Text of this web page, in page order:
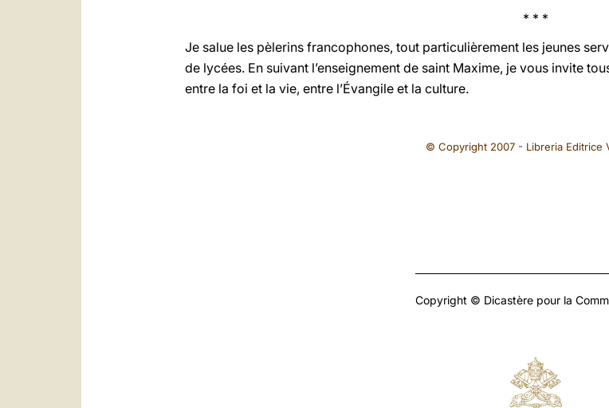
* * *
Je salue les pèlerins francophones, tout particulièrement les jeunes
de lycées. En suivant l’enseignement de saint Maxime, je vous invite
entre la foi et la vie, entre l’Évangile et la culture.
© Copyright 2007 - Libreria Editrice
Copyright © Dicastère pour la